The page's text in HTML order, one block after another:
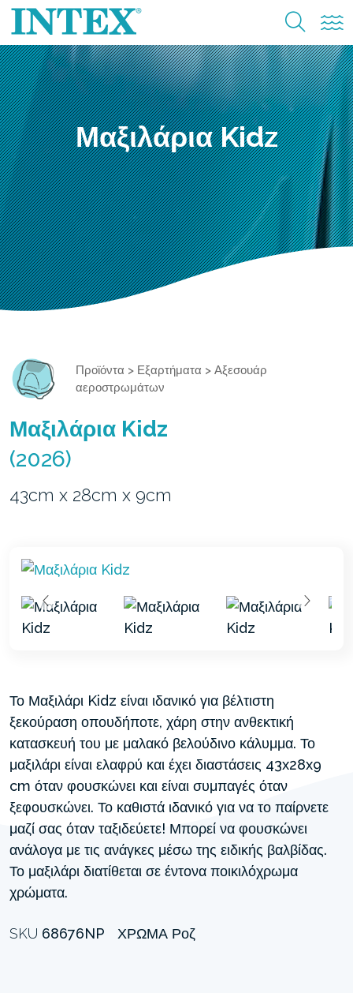
Μαξιλάρια Kidz
Προϊόντα > Εξαρτήματα > Αξεσουάρ
αεροστρωμάτων
Μαξιλάρια Kidz
(2026)
43cm x 28cm x 9cm
Το Μαξιλάρι Kidz είναι ιδανικό για βέλτιστη
ξεκούραση οπουδήποτε, χάρη στην ανθεκτική
κατασκευή του με μαλακό βελούδινο κάλυμμα. Το
μαξιλάρι είναι ελαφρύ και έχει διαστάσεις 43x28x9
cm όταν φουσκώνει και είναι συμπαγές όταν
ξεφουσκώνει. Το καθιστά ιδανικό για να το παίρνετε
μαζί σας όταν ταξιδεύετε! Μπορεί να φουσκώνει
ανάλογα με τις ανάγκες μέσω της ειδικής βαλβίδας.
Το μαξιλάρι διατίθεται σε έντονα ποικιλόχρωμα
χρώματα.
SKU 68676NP ΧΡΏΜΑ Ροζ